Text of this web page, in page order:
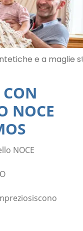
e a maglie
NOCE
NOCE